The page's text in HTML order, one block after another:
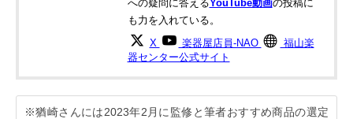
への疑問に答えるYouTube動画の投稿に
も力を入れている。
X 楽器屋店員-NAO
福山楽
器センター公式サイト
※猶崎さんには2023年2月に監修と筆者おすすめ商品の選定